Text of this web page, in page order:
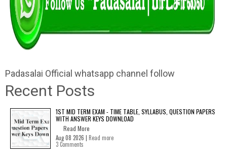
Padasalai Official whatsapp channel follow
Recent Posts
1ST MID TERM EXAM - TIME TABLE, SYLLABUS, QUESTION PAPERS
WITH ANSWER KEYS DOWNLOAD
Read More
Aug 08 2026 | Read more
3 Comments